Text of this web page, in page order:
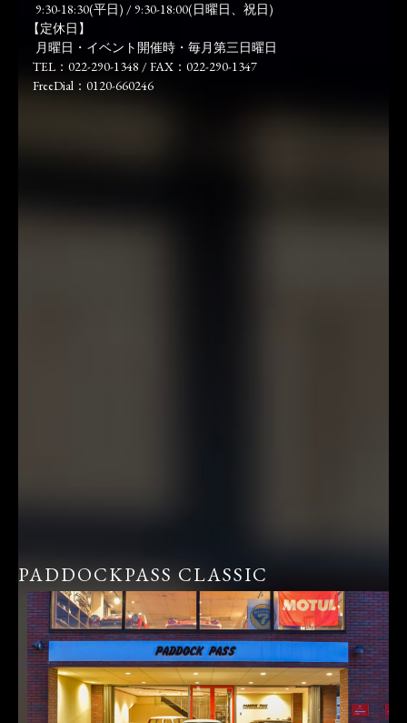
9:30-18:30(平日) / 9:30-18:00(日曜日、祝日)
【定休日】
月曜日・イベント開催時・毎月第三日曜日
TEL：022-290-1348 / FAX：022-290-1347
FreeDial：0120-660246
PADDOCKPASS CLASSIC